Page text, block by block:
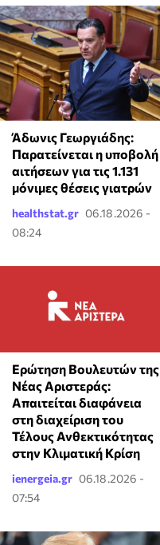
Άδωνις Γεωργιάδης:
Παρατείνεται η υποβολή
αιτήσεων για τις 1.131
μόνιμες θέσεις γιατρών
healthstat.gr 06.18.2026 -
08:24
Ερώτηση Βουλευτών της
Νέας Αριστεράς:
Απαιτείται διαφάνεια
στη διαχείριση του
Τέλους Ανθεκτικότητας
στην Κλιματική Κρίση
ienergeia.gr 06.18.2026 -
07:54